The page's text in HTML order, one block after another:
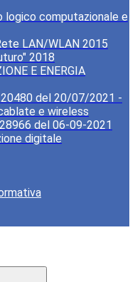
logico computazionale e
LAN/WLAN 2015
2018
E ENERGIA
20480 del 20/07/2021 -
e wireless
28966 del 06-09-2021
digitale